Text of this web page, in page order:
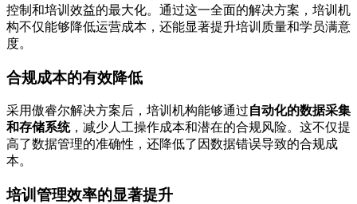
控制和培训效益的最大化。通过这一全面的解决方案，培训机
构不仅能够降低运营成本，还能显著提升培训质量和学员满意
度。
合规成本的有效降低
采用傲睿尔解决方案后，培训机构能够通过自动化的数据采集
和存储系统，减少人工操作成本和潜在的合规风险。这不仅提
高了数据管理的准确性，还降低了因数据错误导致的合规成
本。
培训管理效率的显著提升